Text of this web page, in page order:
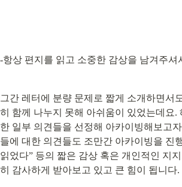
-항상 편지를 읽고 소중한 감상을 남겨주셔
그간 레터에 분량 문제로 짧게 소개하면서
히 함께 나누지 못해 아쉬움이 있었는데요.
한 일부 의견들을 선정해 아카이빙해보고
들에 대한 의견들도 조만간 아카이빙을 진
읽었다” 등의 짧은 감상 혹은 개인적인 지
히 감사하게 받아보고 있고 큰 힘이 됩니다.